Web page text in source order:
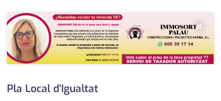
editorial ×
Pla Local d'Igualtat